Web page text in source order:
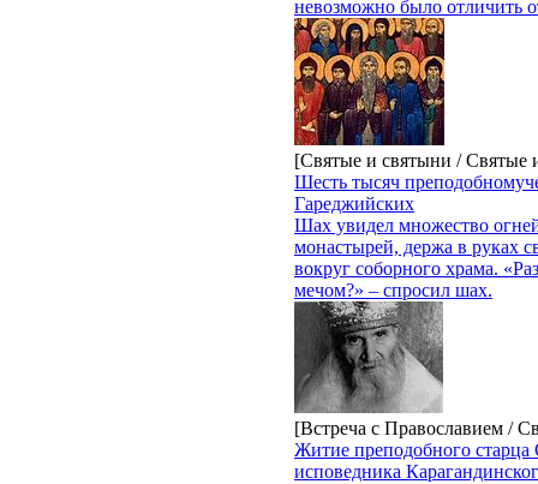
невозможно было отличить
[Святые и святыни / Святые
Шесть тысяч
Гареджийских
Шах увидел множество
монастырей, держа в руках
вокруг соборного храма.
мечом?» – спросил шах.
[Встреча с Православием /
Житие преподобного
исповедника